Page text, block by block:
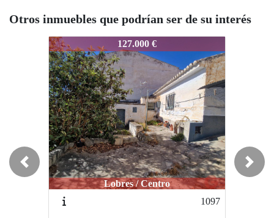
Otros inmuebles que podrían ser de su interés
MJ121
159.000 €
Motril / Santa Adela
L167
Previous Next